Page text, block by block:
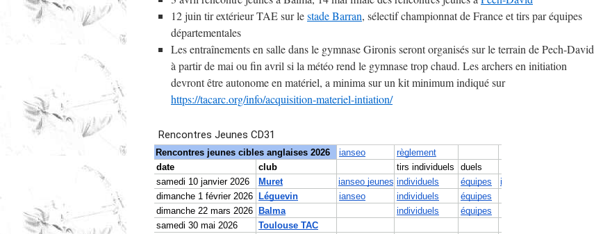
12 juin tir extérieur TAE sur lestade Barran, sélectif championnat de France et tirs par équipes
départementales
Les entraînements en salle dans le gymnase Gironis seront organisés sur le terrain de Pech-David
à partir de mai ou fin avril si la météo rend le gymnase trop chaud. Les archers en initiation
devront être autonome en matériel, a minima sur un kit minimum indiqué sur
https://tacarc.org/info/acquisition-materiel-intiation/